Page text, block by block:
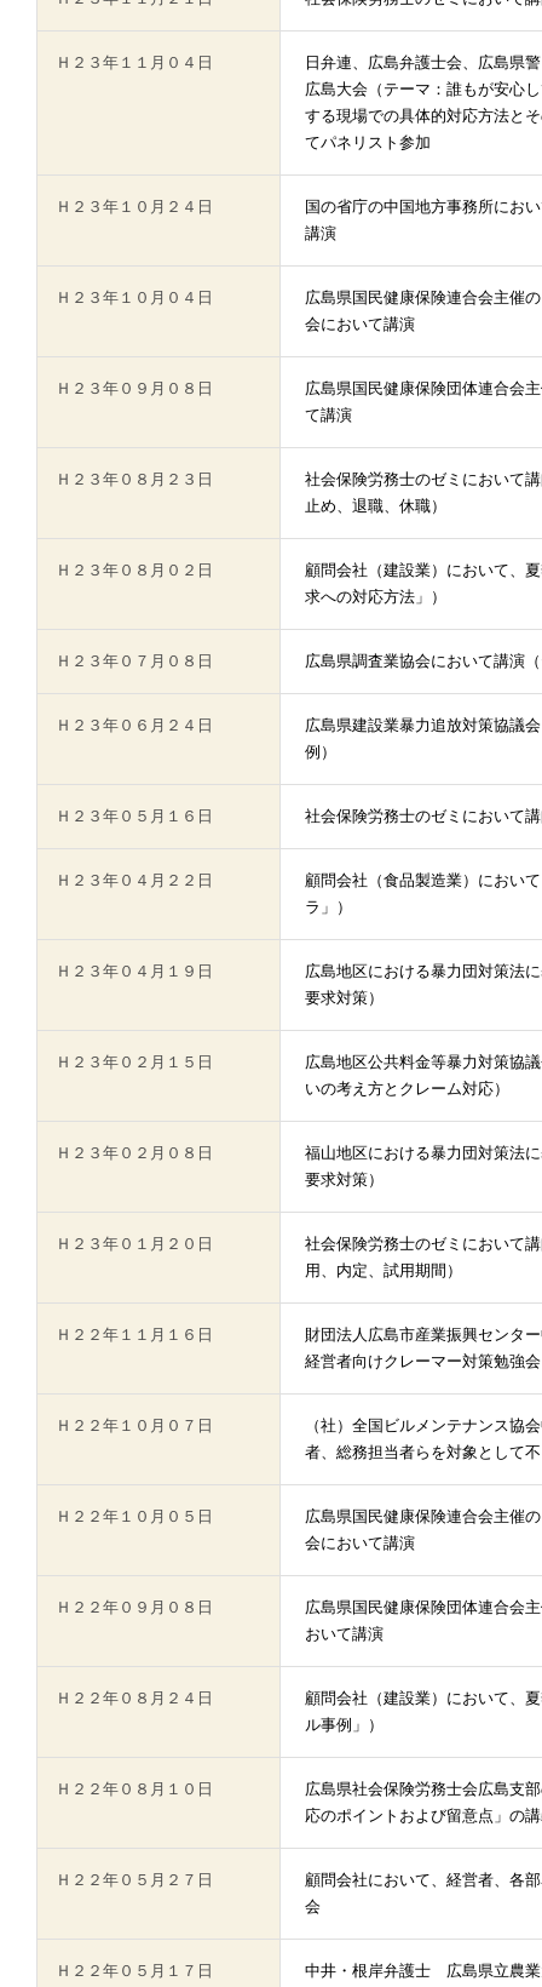
Ｈ２３年１１月０４日
日弁連、広島弁護士会、広島県
広島大会（テーマ：誰もが安心
する現場での具体的対応方法と
てパネリスト参加
Ｈ２３年１０月２４日
国の省庁の中国地方事務所にお
講演
Ｈ２３年１０月０４日
広島県国民健康保険連合会主催
会において講演
Ｈ２３年０９月０８日
広島県国民健康保険団体連合会
て講演
Ｈ２３年０８月２３日
社会保険労務士のゼミにおいて
止め、退職、休職）
Ｈ２３年０８月０２日
顧問会社（建設業）において、
求への対応方法」）
Ｈ２３年０７月０８日 広島県調査業協会において講演
Ｈ２３年０６月２４日
広島県建設業暴力追放対策協議
例）
Ｈ２３年０５月１６日 社会保険労務士のゼミにおいて
Ｈ２３年０４月２２日
顧問会社（食品製造業）におい
ラ」）
Ｈ２３年０４月１９日
広島地区における暴力団対策法
要求対策）
Ｈ２３年０２月１５日
広島地区公共料金等暴力対策協
いの考え方とクレーム対応）
Ｈ２３年０２月０８日
福山地区における暴力団対策法
要求対策）
Ｈ２３年０１月２０日
社会保険労務士のゼミにおいて
用、内定、試用期間）
Ｈ２２年１１月１６日
財団法人広島市産業振興センタ
経営者向けクレーマー対策勉強
Ｈ２２年１０月０７日
（社）全国ビルメンテナンス協
者、総務担当者らを対象として
Ｈ２２年１０月０５日
広島県国民健康保険連合会主催
会において講演
Ｈ２２年０９月０８日
広島県国民健康保険団体連合会
おいて講演
Ｈ２２年０８月２４日
顧問会社（建設業）において、
ル事例」）
Ｈ２２年０８月１０日
広島県社会保険労務士会広島支
応のポイントおよび留意点」の
Ｈ２２年０５月２７日
顧問会社において、経営者、各
会
Ｈ２２年０５月１７日
中井・根岸弁護士 広島県立農